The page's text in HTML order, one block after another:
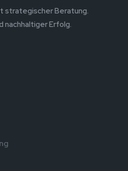
strategischer Beratung.
nachhaltiger Erfolg.